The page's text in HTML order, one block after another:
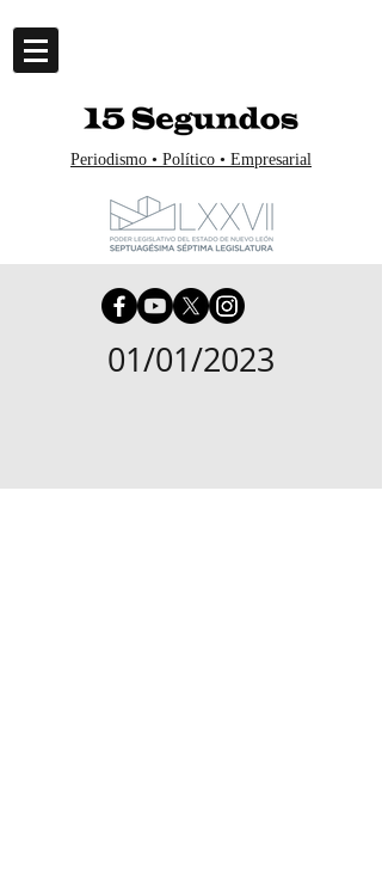
Periodismo • Político • Empresarial
01/01/2023